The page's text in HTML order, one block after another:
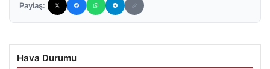
Paylaş:
Hava Durumu